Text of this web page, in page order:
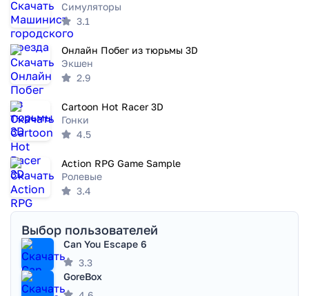
Симуляторы
3.1
Онлайн Побег из тюрьмы 3D
Экшен
2.9
Cartoon Hot Racer 3D
Гонки
4.5
Action RPG Game Sample
Ролевые
3.4
Выбор пользователей
Can You Escape 6
3.3
GoreBox